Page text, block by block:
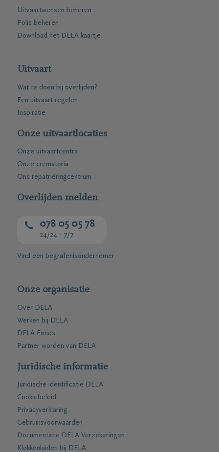
Uitvaartwensen beheren
Polis beheren
Download het DELA kaartje
Uitvaart
Wat te doen bij overlijden?
Een uitvaart regelen
Inspiratie
Onze uitvaartlocaties
Onze uitvaartcentra
Onze crematoria
Ons repatriëringcentrum
Overlijden melden
078 05 05 78
24/24 - 7/7
Vind een begrafenisondernemer
Onze organisatie
Over DELA
Werken bij DELA
DELA Fonds
Partner worden van DELA
Juridische informatie
Juridische identificatie DELA
Cookiebeleid
Privacyverklaring
Gebruiksvoorwaarden
Documentatie DELA Verzekeringen
Klokkenluiden bij DELA